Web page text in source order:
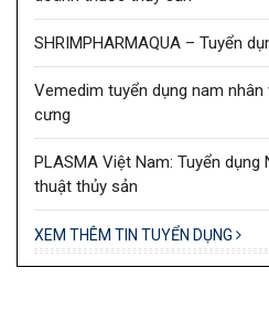
SHRIMPHARMAQUA – Tuyển
Vemedim tuyển dụng nam
cưng
PLASMA Việt Nam: Tuyển dụng
thuật thủy sản
XEM THÊM TIN TUYỂN DỤNG